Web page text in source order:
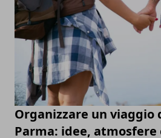
Organizzare un viaggio
Parma: idee,